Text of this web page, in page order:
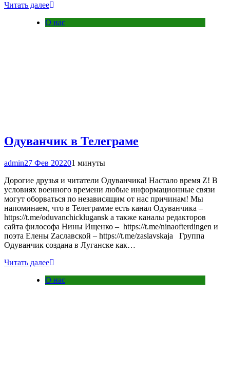
Читать далее
О нас
Одуванчик в Телеграме
admin27 Фев 202201 минуты
Дорогие друзья и читатели Одуванчика! Настало время Z! В
условиях военного времени любые информационные связи
могут оборваться по независящим от нас причинам! Мы
напоминаем, что в Телеграмме есть канал Одуванчика –
https://t.me/oduvanchicklugansk а также каналы редакторов
сайта философа Нины Ищенко – https://t.me/ninaofterdingen и
поэта Елены Zаславской – https://t.me/zaslavskaja Группа
Одуванчик создана в Луганске как…
Читать далее
О нас